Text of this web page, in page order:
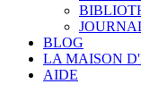
BLOG
LA MAISON
AIDE